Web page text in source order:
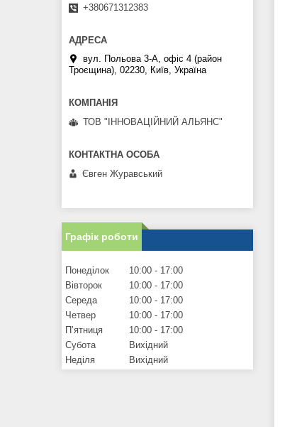
+380671312383
вул. Польова 3-А, офіс 4 (район
Троєщина), 02230, Київ, Україна
ТОВ "ІННОВАЦІЙНИЙ АЛЬЯНС"
Євген Журавський
Графік роботи
Понеділок 10:00
17:00
Вівторок
10:00
17:00
Середа
10:00
17:00
Четвер
10:00
17:00
Пʼятниця
10:00
17:00
Субота
Вихідний
Неділя
Вихідний